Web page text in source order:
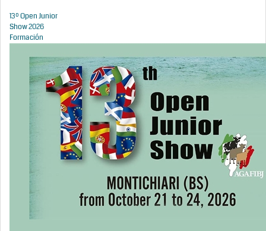
13º Open Junior
Show 2026
Formación